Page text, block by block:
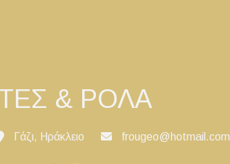
& ΡΟΛΑ
Γάζι, Ηράκλειο frougeo@hotmail.com